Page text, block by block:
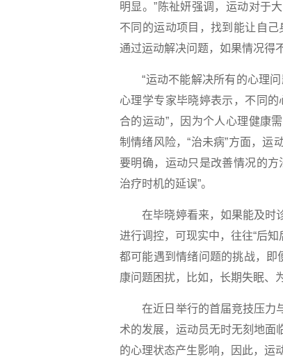
明显。”陈祉妍强调，运动对于
不同的运动项目，找到能让自
通过运动解决问题，如果情况得
“运动不能解决所有的心理问
心理学专家毕晓婷表示，不同
合的运动”，因为个人心理健康
制情绪风险，“治未病”方面，运
要明确，运动只是改善情况的
治疗时机的延误”。
在毕晓婷看来，如果能及时诊
进行调控，可现实中，往往“后知
都可能遇到情绪问题的挑战，即
康问题困扰，比如，长期失眠、
在近日举行的首届竞技压力与
术的发展，运动员无时无刻地面
的心理状态产生影响，因此，运